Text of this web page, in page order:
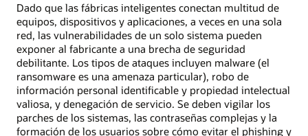
Dado que las fábricas inteligentes conectan multitud de
equipos, dispositivos y aplicaciones, a veces en una sola
red, las vulnerabilidades de un solo sistema pueden
exponer al fabricante a una brecha de seguridad
debilitante. Los tipos de ataques incluyen malware (el
ransomware es una amenaza particular), robo de
información personal identificable y propiedad intelectual
valiosa, y denegación de servicio. Se deben vigilar los
parches de los sistemas, las contraseñas complejas y la
formación de los usuarios sobre cómo evitar el phishing y